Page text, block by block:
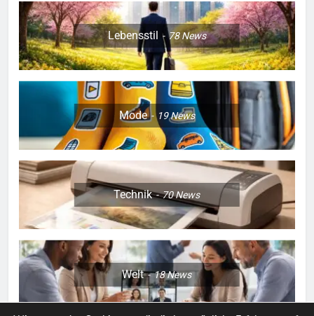
Lebensstil 78News
Mode 19News
Technik 70News
Welt 18News